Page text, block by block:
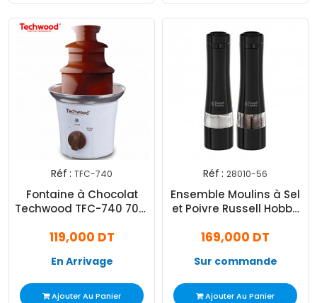
Réf : TFC-740
Fontaine à Chocolat
Techwood TFC-740 70W
119,000 DT
En Arrivage
Ajouter Au Panier
Réf : 28010-56
Ensemble Moulins à Sel
et Poivre Russell Hobbs
169,000 DT
Sur commande
Ajouter Au Panier